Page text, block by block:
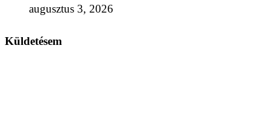
augusztus 3, 2026
Küldetésem